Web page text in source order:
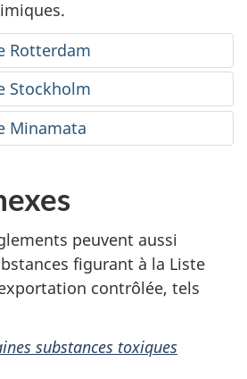
Rotterdam
Stockholm
Minamata
peuvent aussi
figurant à la Liste
contrôlée, tels
substances toxiques